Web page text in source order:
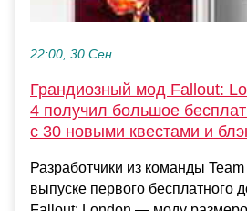
22:00, 30 Сен
Грандиозный мод Fallout:
4 получил большое
с 30 новыми квестами и
Разработчики из команды
выпуске первого бесплатного